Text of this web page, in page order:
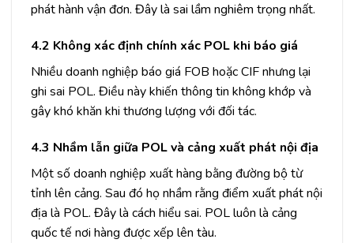
phát hành vận đơn. Đây là sai lầm nghiêm trọng nhất.
4.2 Không xác định chính xác POL khi báo giá
Nhiều doanh nghiệp báo giá FOB hoặc CIF nhưng lại
ghi sai POL. Điều này khiến thông tin không khớp và
gây khó khăn khi thương lượng với đối tác.
4.3 Nhầm lẫn giữa POL và cảng xuất phát nội địa
Một số doanh nghiệp xuất hàng bằng đường bộ từ
tỉnh lên cảng. Sau đó họ nhầm rằng điểm xuất phát nội
địa là POL. Đây là cách hiểu sai. POL luôn là cảng
quốc tế nơi hàng được xếp lên tàu.